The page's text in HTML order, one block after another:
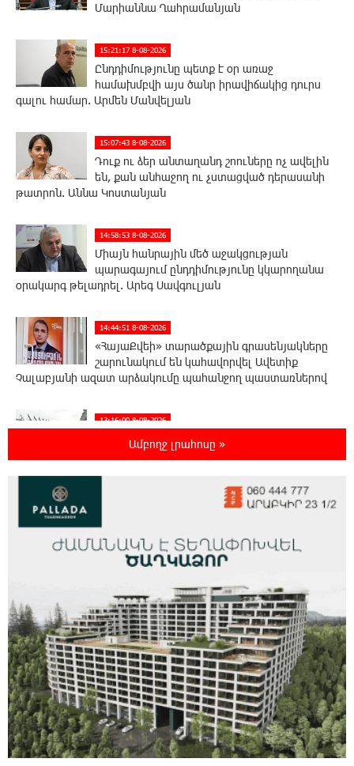
Մարիաննա Ղահրամանյան
15:21:17 8-08-2026
Ընդդիմությունը պետք է օր առաջ
համախմբվի այս ծանր իրավիճակից դուրս
գալու համար. Արմեն Մանվելյան
15:07:43 8-08-2026
Դուք ու ձեր անտաղանդ շոուները ոչ ավելին
են, քան անհաջող ու չստացված դերասանի
թատրոն. Աննա Կոստանյան
14:58:53 8-08-2026
Միայն հանրային մեծ աջակցության
պարագայում ընդդիմությունը կկարողանա
օրակարգ թելադրել. Արեգ Սավգուլյան
14:44:51 8-08-2026
«ՀայաՔվեի» տարածքային գրասենյակները
շարունակում են կահավորվել Ավետիք
Չալաբյանի ազատ արձակումը պահանջող պաստառներով
13:16:00 8-08-2026
Երկուսը մեկում. Բրիտանացի ֆերմերները
համատեղում են արևային վահանակները
Սաուդյան Արաբիան, Թուրքիան և
Պակիստանը համատեղ պաշտպանության
մասին համաձայնագիր են կնքել. Արտակ Զաքարյան
12:05:38 8-08-2026
Սլովակիայի նախկին ղեկավարները
պահանջում են, որ Նիկոլ Փաշինյանը
դադարեցնի Հայ Առաքելական Եկեղեցու նկատմամբ
քաղաքական հետապնդումները և ճնշումները
11:47:14 8-08-2026
Բանկային գաղտնիքի ապօրինի արտահոսք,
մերժված վարույթներ և լռող բանկեր.
Ամբողջ լրահոսը »